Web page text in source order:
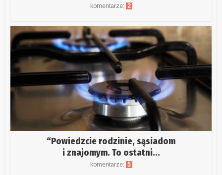
komentarze: 2
“Powiedzcie rodzinie, sąsiadom
i znajomym. To ostatni...
komentarze: 5